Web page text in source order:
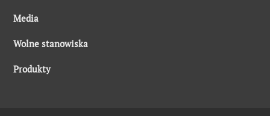
Media
Wolne stanowiska
Produkty